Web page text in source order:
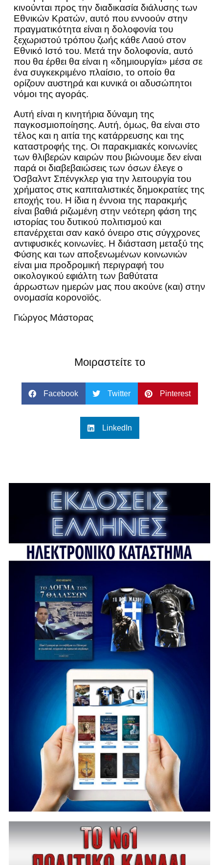
κινούνται προς την διαδικασία διάλυσης των
Εθνικών Κρατών, αυτό που εννοούν στην
πραγματικότητα είναι η δολοφονία του
ξεχωριστού τρόπου ζωής κάθε Λαού στον
Εθνικό Ιστό του. Μετά την δολοφονία, αυτό
που θα έρθει θα είναι η «δημιουργία» μέσα σε
ένα συγκεκριμένο πλαίσιο, το οποίο θα
ορίζουν αυστηρά και κυνικά οι αδυσώπητοι
νόμοι της αγοράς.
Αυτή είναι η κινητήρια δύναμη της
παγκοσμιοποίησης. Αυτή, όμως, θα είναι στο
τέλος και η αιτία της κατάρρευσης και της
καταστροφής της. Οι παρακμιακές κοινωνίες
των θλιβερών καιρών που βιώνουμε δεν είναι
παρά οι διαβεβαιώσεις των όσων έλεγε ο
Όσβαλντ Σπένγκλερ για την λειτουργία του
χρήματος στις καπιταλιστικές δημοκρατίες της
εποχής του. Η ίδια η έννοια της παρακμής
είναι βαθιά ριζωμένη στην νεότερη φάση της
ιστορίας του δυτικού πολιτισμού και
επανέρχεται σαν κακό όνειρο στις σύγχρονες
αντιφυσικές κοινωνίες. Η διάσταση μεταξύ της
Φύσης και των αποξενωμένων κοινωνιών
είναι μια προδρομική περιγραφή του
οικολογικού εφιάλτη των βαθύτατα
άρρωστων ημερών μας που ακούνε (και) στην
ονομασία κορονοϊός.
Γιώργος Μάστορας
Μοιραστείτε το
Facebook Twitter Pinterest
LinkedIn